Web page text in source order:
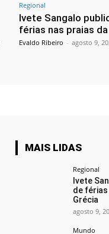
Regional
Ivete Sangalo
férias nas praias
Evaldo Ribeiro - agosto 9,
MAIS LIDAS
Regional
Ivete
de férias
Grécia
agosto 9,
Mundo